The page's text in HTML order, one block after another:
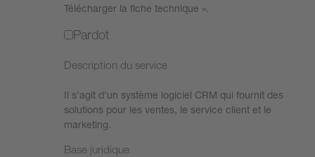
Télécharger la fiche technique ».
Pardot
Description du service
Il s'agit d'un système logiciel CRM qui fournit des
solutions pour les ventes, le service client et le
marketing.
Base juridique